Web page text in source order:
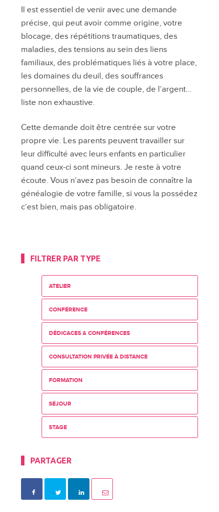
Il est essentiel de venir avec une demande
précise, qui peut avoir comme origine, votre
blocage, des répétitions traumatiques, des
maladies, des tensions au sein des liens
familiaux, des problématiques liés à votre place,
les domaines du deuil, des souffrances
personnelles, de la vie de couple, de l’argent…
liste non exhaustive.
Cette demande doit être centrée sur votre
propre vie. Les parents peuvent travailler sur
leur difficulté avec leurs enfants en particulier
quand ceux-ci sont mineurs. Je reste à votre
écoute. Vous n’avez pas besoin de connaître la
généalogie de votre famille, si vous la possédez
c’est bien, mais pas obligatoire.
FILTRER PAR TYPE
ATELIER
CONFÉRENCE
DÉDICACES & CONFÉRENCES
CONSULTATION PRIVÉE À DISTANCE
FORMATION
SÉJOUR
STAGE
PARTAGER